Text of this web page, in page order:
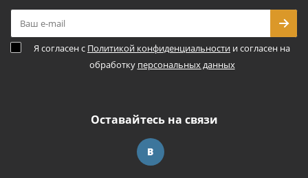
Я согласен с Политикой конфиденциальности и согласен на
обработку персональных данных
Оставайтесь на связи